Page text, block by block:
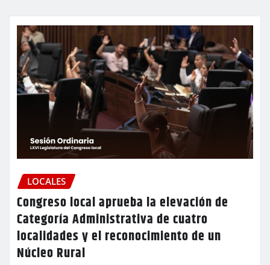
LOCALES
Congreso local aprueba la elevación de
Categoría Administrativa de cuatro
localidades y el reconocimiento de un
Núcleo Rural